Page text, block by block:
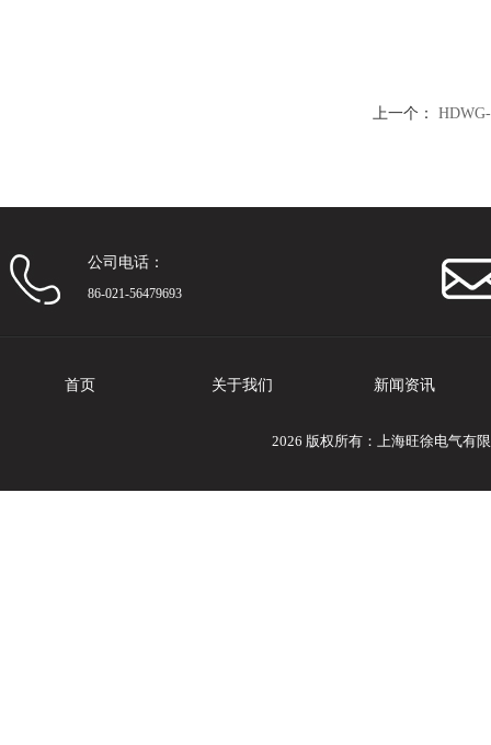
上一个：
公司电话：
86-021-56479693
首页 关于我们 新闻资讯
2026 版权所有：上海旺徐电气有